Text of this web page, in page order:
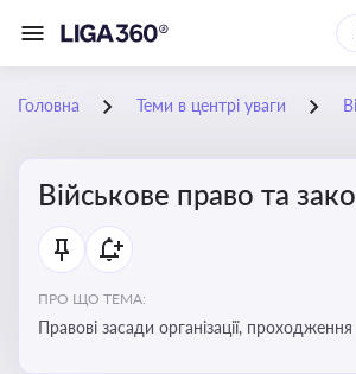
Головна Теми в центрі уваги
Військове право та
ПРО ЩО ТЕМА:
Правові засади організації, проходження